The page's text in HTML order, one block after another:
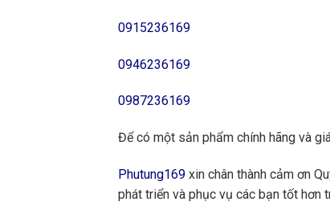
0915236169
0946236169
0987236169
Để có một sản phẩm chính hãng và
Phutung169 xin chân thành cảm ơn
phát triển và phục vụ các bạn tốt hơn